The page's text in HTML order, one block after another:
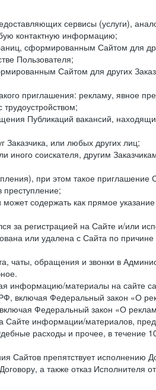
сервисы (услуги),
контактную информацию;
сформированным Сайтом для
Пользователя;
Сайтом для других
приглашения: рекламу, явное
Публикаций вакансий,
или любых других лиц;
соискателя, другим
при этом такое приглашение
преступление;
содержать как прямое
за регистрацией на Сайте и/или
или удалена с Сайта по
чаты, обращения и звонки в
информацию/материалы на сайте
РФ, включая Федеральный закон «О
Федеральный закон «О
информации/материалов,
расходы и прочее, в течение
Сайтов препятствует исполнению
а также отказ Исполнителя